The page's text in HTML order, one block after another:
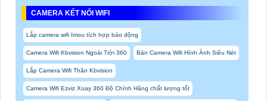
CAMERA KẾT NỐI WIFI
Lắp camera wifi Imou tích hợp báo động
Camera Wifi Kbvision Ngoài Trời 360 Bán Camera Wifi Hình Ảnh Siêu Nét
Lắp Camera Wifi Thân Kbvision
Camera Wifi Ezviz Xoay 360 Độ Chính Hãng chất lượng tốt